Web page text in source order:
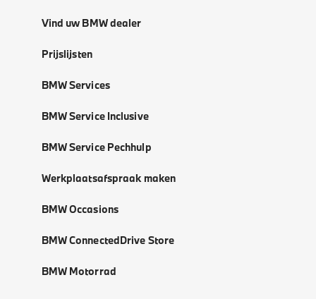
Vind uw BMW dealer
Prijslijsten
BMW Services
BMW Service Inclusive
BMW Service Pechhulp
Werkplaatsafspraak maken
BMW Occasions
BMW ConnectedDrive Store
BMW Motorrad